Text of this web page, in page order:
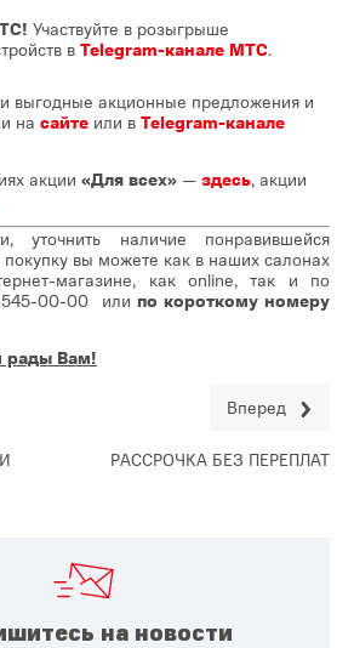
Участвуйте в розыгрыше
в Telegram-канале МТС.
выгодные акционные предложения и
на сайте или в Telegram-канале
акции «Для всех» — здесь, акции
уточнить наличие понравившейся
вы можете как в наших салонах
магазине, как online, так и по
00-00 или по короткому номеру
рады Вам!
Вперед
РАССРОЧКА БЕЗ ПЕРЕПЛАТ
на новости